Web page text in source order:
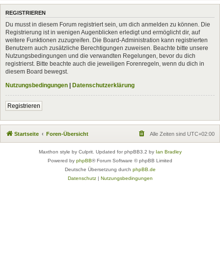
REGISTRIEREN
Du musst in diesem Forum registriert sein, um dich anmelden zu können. Die
Registrierung ist in wenigen Augenblicken erledigt und ermöglicht dir, auf
weitere Funktionen zuzugreifen. Die Board-Administration kann registrierten
Benutzern auch zusätzliche Berechtigungen zuweisen. Beachte bitte unsere
Nutzungsbedingungen und die verwandten Regelungen, bevor du dich
registrierst. Bitte beachte auch die jeweiligen Forenregeln, wenn du dich in
diesem Board bewegst.
Nutzungsbedingungen | Datenschutzerklärung
Registrieren
Startseite Foren-Übersicht Alle Zeiten sind UTC+02:00
Maxthon style by Culprit. Updated for phpBB3.2 by Ian Bradley
Powered by phpBB® Forum Software © phpBB Limited
Deutsche Übersetzung durch phpBB.de
Datenschutz| Nutzungsbedingungen